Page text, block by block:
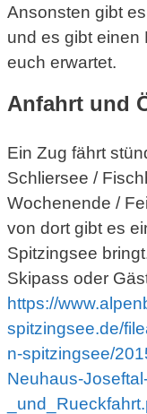
Ansonsten gibt
und es gibt einen
euch erwartet.
Anfahrt und
Ein Zug fährt
Schliersee /
Wochenende /
von dort gibt es
Spitzingsee
Skipass oder
https://
spitzingsee.de/
n-spitzingsee/
Neuhaus-